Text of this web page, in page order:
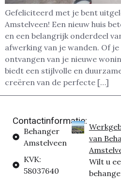
Gefeliciteerd met je bent
Amstelveen! Een nieuw huis
en een belangrijk onderdeel
afwerking van je wanden. Of
ontvangen van je nieuwe
biedt een stijlvolle en
creëren van de perfecte […]
Contactinformatie:
Behanger
Amstelveen
KVK:
58037640
van
Wilt u